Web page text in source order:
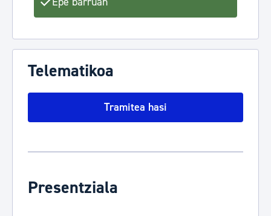
Telematikoa
Tramitea hasi
Presentziala